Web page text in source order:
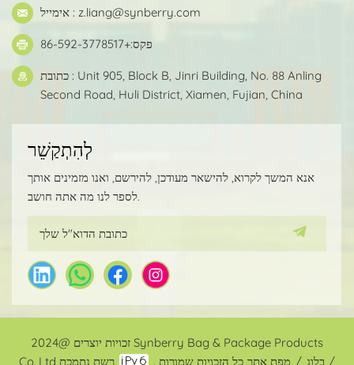
אימייל : z.liang@synberry.com
פקס:+86-592-3778517
כתובת : Unit 905, Block B, Jinri Building, No. 88 Anling
Second Road, Huli District, Xiamen, Fujian, China
לְהִתְקַשֵׁר
אנא המשך לקרוא, להישאר מעודכן, להירשם, ואנו מזמינים אותך
לספר לנו מה אתה חושב.
זכויות יוצרים @2024 Synberry Bag & Package Products
Co.,Ltd כל הזכויות שמורות .רשת נתמכת מפת אתר / בלוג /